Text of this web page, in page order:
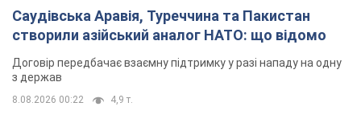
Саудівська Аравія, Туреччина та Пакистан
створили азійський аналог НАТО: що відомо
Договір передбачає взаємну підтримку у разі нападу на одну
з держав
8.08.2026 00:22 4,9 т.